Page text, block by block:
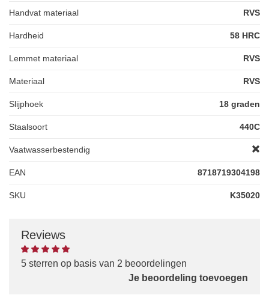
Handvat materiaal RVS
Hardheid 58 HRC
Lemmet materiaal RVS
Materiaal RVS
Slijphoek 18 graden
Staalsoort 440C
Vaatwasserbestendig
EAN 8718719304198
SKU K35020
Reviews
5 sterren op basis van 2 beoordelingen
Je beoordeling toevoegen